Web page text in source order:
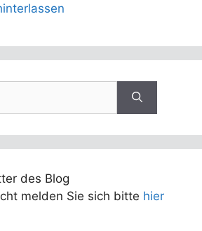
des Blog
melden Sie sich bitte hier